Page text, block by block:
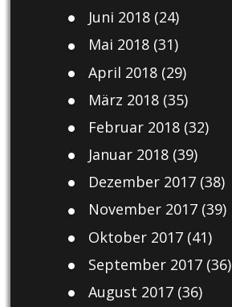
Juni 2018(24)
Mai 2018(31)
April 2018(29)
März 2018(35)
Februar 2018(32)
Januar 2018(39)
Dezember 2017(38)
November 2017(39)
Oktober 2017(41)
September 2017(36)
August 2017(36)